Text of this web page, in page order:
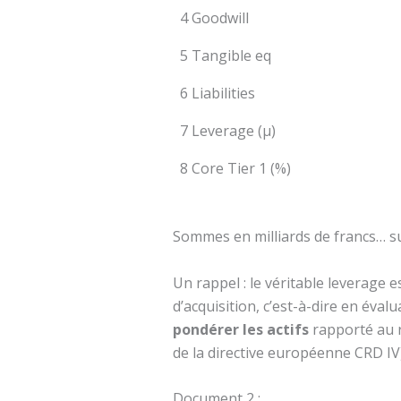
4 Goodwill
5 Tangible eq
6 Liabilities
7 Leverage (µ)
8 Core Tier 1 (%)
Sommes en milliards de francs…
Un rappel : le véritable leverage
d’acquisition, c’est-à-dire en
pondérer les actifs rapporté au
de la directive européenne CRD